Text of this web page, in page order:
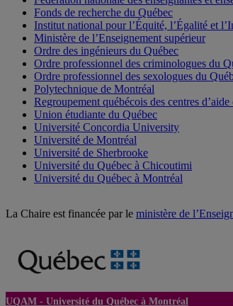
Fonds de recherche du Québec
Institut national pour l’Équité, l’Égalité et
Ministère de l’Enseignement supérieur
Ordre des ingénieurs du Québec
Ordre professionnel des criminologues du
Ordre professionnel des sexologues du
Polytechnique de Montréal
Regroupement québécois des centres
Union étudiante du Québec
Université Concordia University
Université de Montréal
Université de Sherbrooke
Université du Québec à Chicoutimi
Université du Québec à Montréal
La Chaire est financée par le ministère de
UQAM - Université du Québec à Montréal